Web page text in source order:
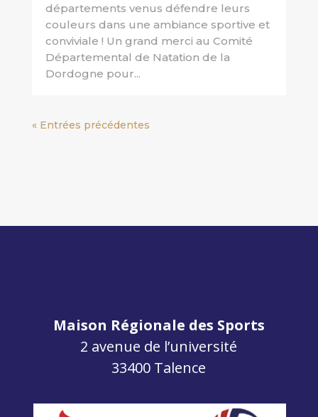
départements venus défendre leurs
couleurs dans une ambiance sportive et
conviviale ! Un grand merci au Comité
Départemental de Natation de la
Dordogne pour...
« Entrées précédentes
Maison Régionale des Sports
2 avenue de l’université
33400 Talence